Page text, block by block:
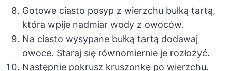
Gotowe ciasto posyp z wierzchu bułką tartą,
która wpije nadmiar wody z owoców.
Na ciasto wysypane bułką tartą dodawaj
owoce. Staraj się równomiernie je rozłożyć.
Następnie pokrusz kruszonkę po wierzchu.